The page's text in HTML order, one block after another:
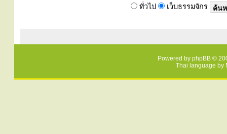
ทั่วไป เว็บธรรมจักร
Powered by phpBB ©
Thai language by